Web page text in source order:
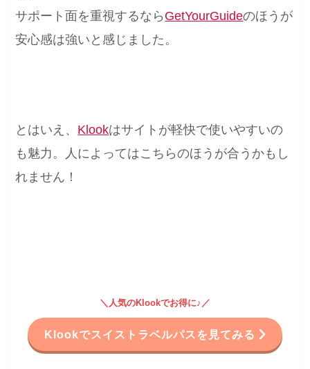
サポート面を重視するなら GetYourGuideのほうが
安心感は強いと感じました。
とはいえ、 Klookはサイトが軽快で使いやすいの
も魅力。人によってはこちらのほうが合うかもし
れません！
＼人気のKlookでお得に♪／
Klookでスイストラベルパスを見てみる